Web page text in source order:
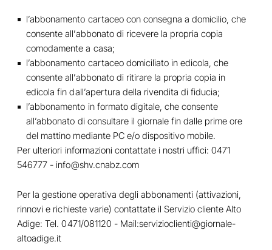
l’abbonamento cartaceo con consegna a domicilio, che
consente all’abbonato di ricevere la propria copia
comodamente a casa;
l’abbonamento cartaceo domiciliato in edicola, che
consente all’abbonato di ritirare la propria copia in
edicola fin dall’apertura della rivendita di fiducia;
l’abbonamento in formato digitale, che consente
all’abbonato di consultare il giornale fin dalle prime ore
del mattino mediante PC e/o dispositivo mobile.
Per ulteriori informazioni contattate i nostri uffici: 0471
546777 - info@shv.cnabz.com
Per la gestione operativa degli abbonamenti (attivazioni,
rinnovi e richieste varie) contattate il Servizio cliente Alto
Adige: Tel. 0471/081120 - Mail:servizioclienti@giornale-
altoadige.it